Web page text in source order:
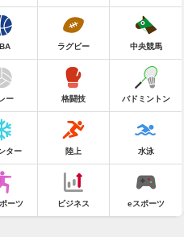
ラグビー 中央競馬
ー 格闘技 バドミントン
ター 陸上 水泳
ーツ ビジネス eスポーツ